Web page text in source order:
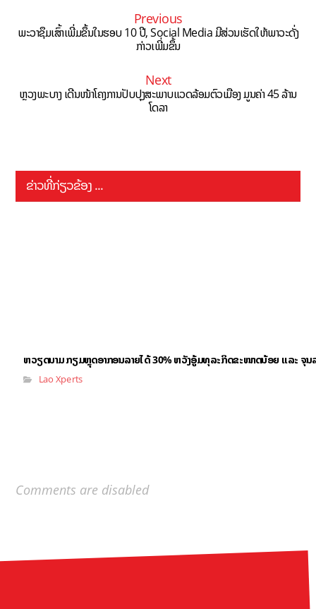
Previous
ພະວາຊຶມເສົ້າເພີ່ມຂຶ້ນໃນຮອບ 10 ປີ, Social Media ມີສ່ວນເຮັດໃຫ້ພາວະດັ່ງ
ກ່າວເພີ່ມຂຶ້ນ
Next
ຫຼວງພະບາງ ເດີນໜ້າໂຄງການປັບປຸງສະພາບແວດລ້ອມຕົວເມືອງ ມູນຄ່າ 45 ລ້ານ
ໂດລາ
ຂ່າວທີ່ກ່ຽວຂ້ອງ ...
ຫວຽດນາມ ກຽມຫຼຸດອາກອນລາຍໄດ້ 30% ຫວັງອູ້ມທຸລະກິດຂະໜາດນ້ອຍ ແລະ ຈຸນ
Lao Xperts
Comments are disabled